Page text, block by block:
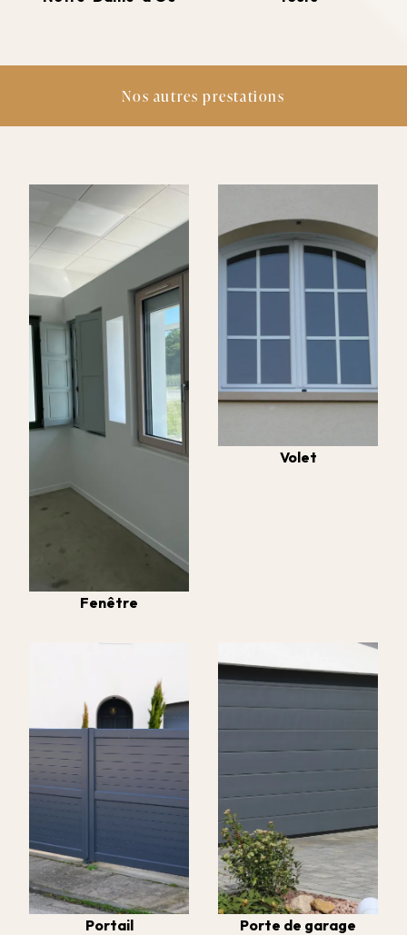
Nos autres prestations
Fenêtre
Volet
Portail Porte de garage